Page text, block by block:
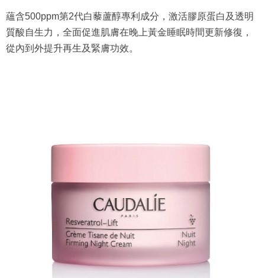
蘊含500ppm第2代白藜蘆醇專利成分，激活膠原蛋白及透明
質酸自生力，全面促進肌膚在晚上黃金睡眠時間更新修復，
從內到外提升再生及緊膚功效。